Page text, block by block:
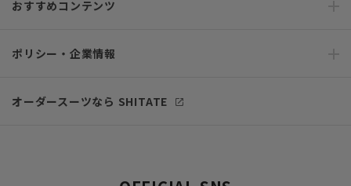
おすすめコンテンツ
ポリシー・企業情報
オーダースーツなら SHITATE